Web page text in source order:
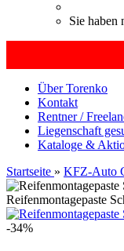
Sie haben
Über Torenko
Kontakt
Rentner /
Liegenschaft
Kataloge &
Startseite » KFZ-Auto
Reifenmontagepaste
-34%